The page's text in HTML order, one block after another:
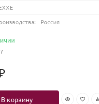
Россия
В корзину